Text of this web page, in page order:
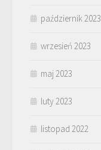
październik 2023
wrzesień 2023
maj 2023
luty 2023
listopad 2022